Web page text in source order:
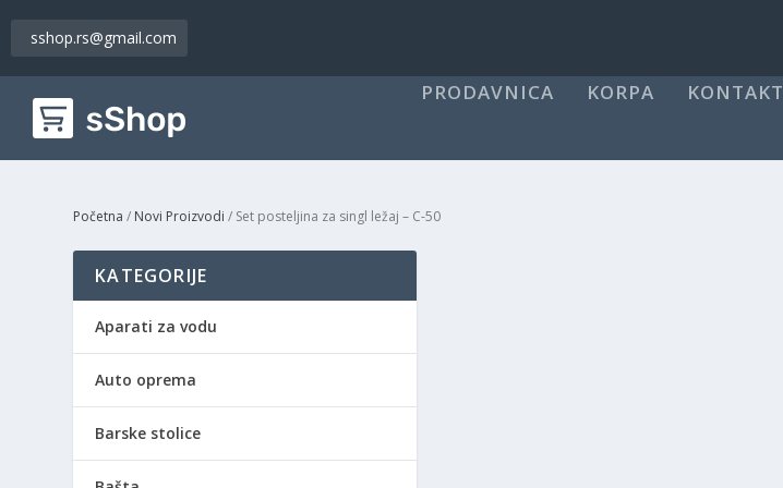
sshop.rs@gmail.com
PRODAVNICA KORPA KONTAKT
Početna / Novi Proizvodi / Set posteljina za singl ležaj – C-50
KATEGORIJE
Aparati za vodu
Auto oprema
Barske stolice